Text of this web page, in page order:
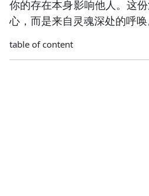
你的存在本身影响他人。这
心，而是来自灵魂深处的呼唤
table of content